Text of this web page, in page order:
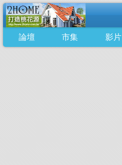
論壇 市集 影片